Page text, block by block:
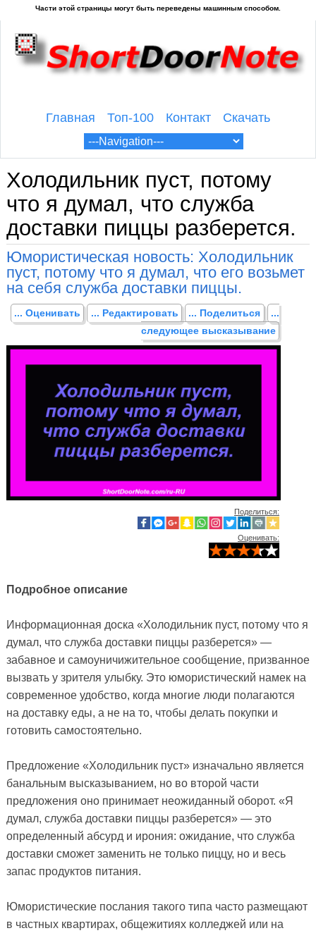
Главная Топ-100 Контакт Скачать
Холодильник пуст, потому
что я думал, что служба
доставки пиццы разберется.
Юмористическая новость: Холодильник
пуст, потому что я думал, что его возьмет
на себя служба доставки пиццы.
... Оценивать ... Редактировать ... Поделиться
...
следующее высказывание
Поделиться:
Оценивать:
Подробное описание
Информационная доска «Холодильник пуст, потому что я
думал, что служба доставки пиццы разберется» —
забавное и самоуничижительное сообщение, призванное
вызвать у зрителя улыбку. Это юмористический намек на
современное удобство, когда многие люди полагаются
на доставку еды, а не на то, чтобы делать покупки и
готовить самостоятельно.
Предложение «Холодильник пуст» изначально является
банальным высказыванием, но во второй части
предложения оно принимает неожиданный оборот. «Я
думал, служба доставки пиццы разберется» — это
определенный абсурд и ирония: ожидание, что служба
доставки сможет заменить не только пиццу, но и весь
запас продуктов питания.
Юмористические послания такого типа часто размещают
в частных квартирах, общежитиях колледжей или на